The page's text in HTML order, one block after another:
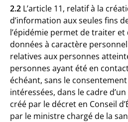
2.2 L’article 11, relatif à la
d’information aux seules fins
l’épidémie permet de traiter
données à caractère
relatives aux personnes
personnes ayant été en
échéant, sans le
intéressées, dans le cadre
créé par le décret en Conseil
par le ministre chargé de la